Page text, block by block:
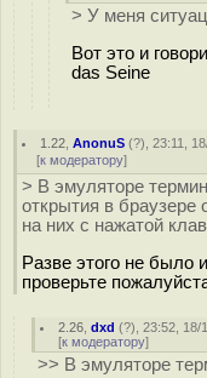
> У меня
Вот это и
das Seine
1.22 ,AnonuS (?), 23:11,
[к модератору]
> В эмуляторе
открытия в браузере
на них с нажатой
Разве этого не было
проверьте
2.26 ,dxd (?), 23:52, 18/
[к модератору]
>> В эмуляторе